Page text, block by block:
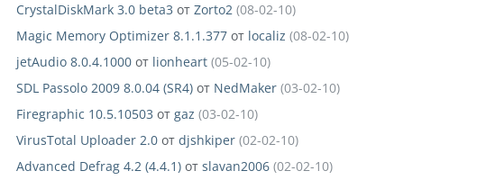
CrystalDiskMark 3.0 beta3 от Zorto2 (08-02-10)
Magic Memory Optimizer 8.1.1.377 от localiz (08-02-10)
jetAudio 8.0.4.1000 от lionheart (05-02-10)
SDL Passolo 2009 8.0.04 (SR4) от NedMaker (03-02-10)
Firegraphic 10.5.10503 от gaz (03-02-10)
VirusTotal Uploader 2.0 от djshkiper (02-02-10)
Advanced Defrag 4.2 (4.4.1) от slavan2006 (02-02-10)